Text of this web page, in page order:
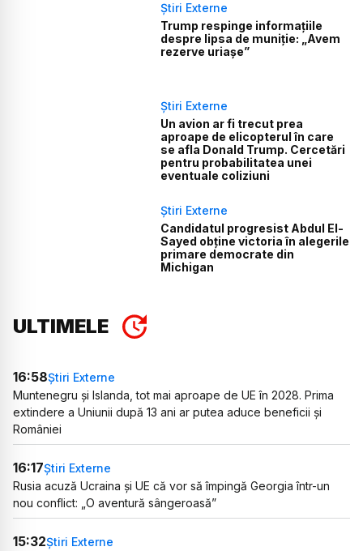
Știri Externe
Trump respinge informațiile
despre lipsa de muniție: „Avem
rezerve uriașe”
Știri Externe
Un avion ar fi trecut prea
aproape de elicopterul în care
se afla Donald Trump. Cercetări
pentru probabilitatea unei
eventuale coliziuni
Știri Externe
Candidatul progresist Abdul El-
Sayed obține victoria în alegerile
primare democrate din
Michigan
ULTIMELE
16:58Știri Externe
Muntenegru și Islanda, tot mai aproape de UE în 2028. Prima
extindere a Uniunii după 13 ani ar putea aduce beneficii și
României
16:17Știri Externe
Rusia acuză Ucraina și UE că vor să împingă Georgia într-un
nou conflict: „O aventură sângeroasă”
15:32Știri Externe